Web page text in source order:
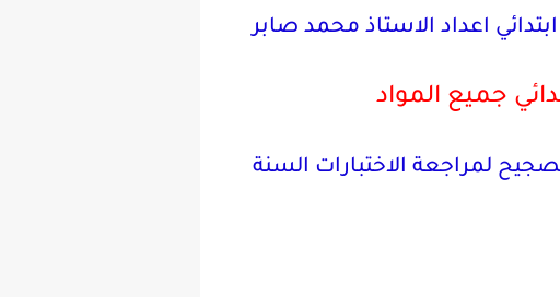
جميع المواد
لمراجعة الاختبارات السنة